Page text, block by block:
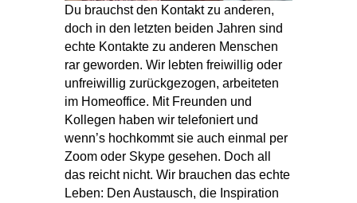
Du brauchst den Kontakt zu anderen,
doch in den letzten beiden Jahren sind
echte Kontakte zu anderen Menschen
rar geworden. Wir lebten freiwillig oder
unfreiwillig zurückgezogen, arbeiteten
im Homeoffice. Mit Freunden und
Kollegen haben wir telefoniert und
wenn’s hochkommt sie auch einmal per
Zoom oder Skype gesehen. Doch all
das reicht nicht. Wir brauchen das echte
Leben: Den Austausch, die Inspiration